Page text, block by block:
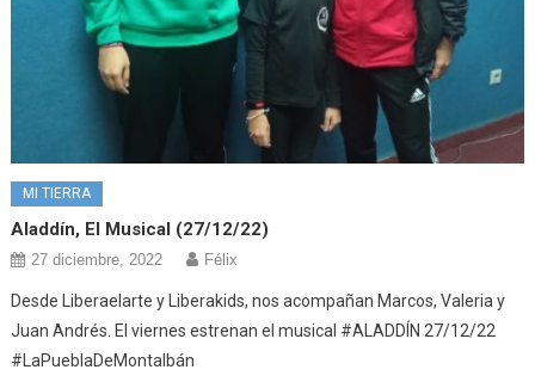
MI TIERRA
Aladdín, El Musical (27/12/22)
27 diciembre, 2022 Félix
Desde Liberaelarte y Liberakids, nos acompañan Marcos, Valeria y
Juan Andrés. El viernes estrenan el musical #ALADDÍN 27/12/22
#LaPueblaDeMontalbán